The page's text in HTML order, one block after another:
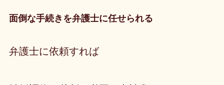
面倒な手続きを弁護士に任せられる
弁護士に依頼すれば